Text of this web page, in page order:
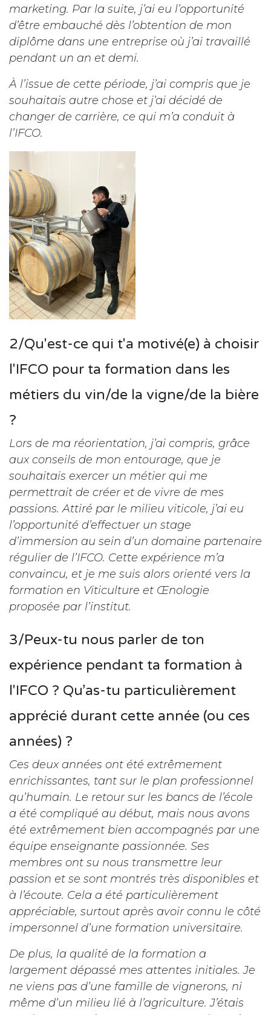
marketing. Par la suite, j’ai eu l’opportunité
d’être embauché dès l’obtention de mon
diplôme dans une entreprise où j’ai travaillé
pendant un an et demi.
À l’issue de cette période, j’ai compris que je
souhaitais autre chose et j’ai décidé de
changer de carrière, ce qui m’a conduit à
l’IFCO.
2/Qu'est-ce qui t'a motivé(e) à choisir
l'IFCO pour ta formation dans les
métiers du vin/de la vigne/de la bière
?
Lors de ma réorientation, j’ai compris, grâce
aux conseils de mon entourage, que je
souhaitais exercer un métier qui me
permettrait de créer et de vivre de mes
passions. Attiré par le milieu viticole, j’ai eu
l’opportunité d’effectuer un stage
d’immersion au sein d’un domaine partenaire
régulier de l’IFCO. Cette expérience m’a
convaincu, et je me suis alors orienté vers la
formation en Viticulture et Œnologie
proposée par l’institut.
3/Peux-tu nous parler de ton
expérience pendant ta formation à
l'IFCO ? Qu’as-tu particulièrement
apprécié durant cette année (ou ces
années) ?
Ces deux années ont été extrêmement
enrichissantes, tant sur le plan professionnel
qu’humain. Le retour sur les bancs de l’école
a été compliqué au début, mais nous avons
été extrêmement bien accompagnés par une
équipe enseignante passionnée. Ses
membres ont su nous transmettre leur
passion et se sont montrés très disponibles et
à l’écoute. Cela a été particulièrement
appréciable, surtout après avoir connu le côté
impersonnel d’une formation universitaire.
De plus, la qualité de la formation a
largement dépassé mes attentes initiales. Je
ne viens pas d’une famille de vignerons, ni
même d’un milieu lié à l’agriculture. J’étais